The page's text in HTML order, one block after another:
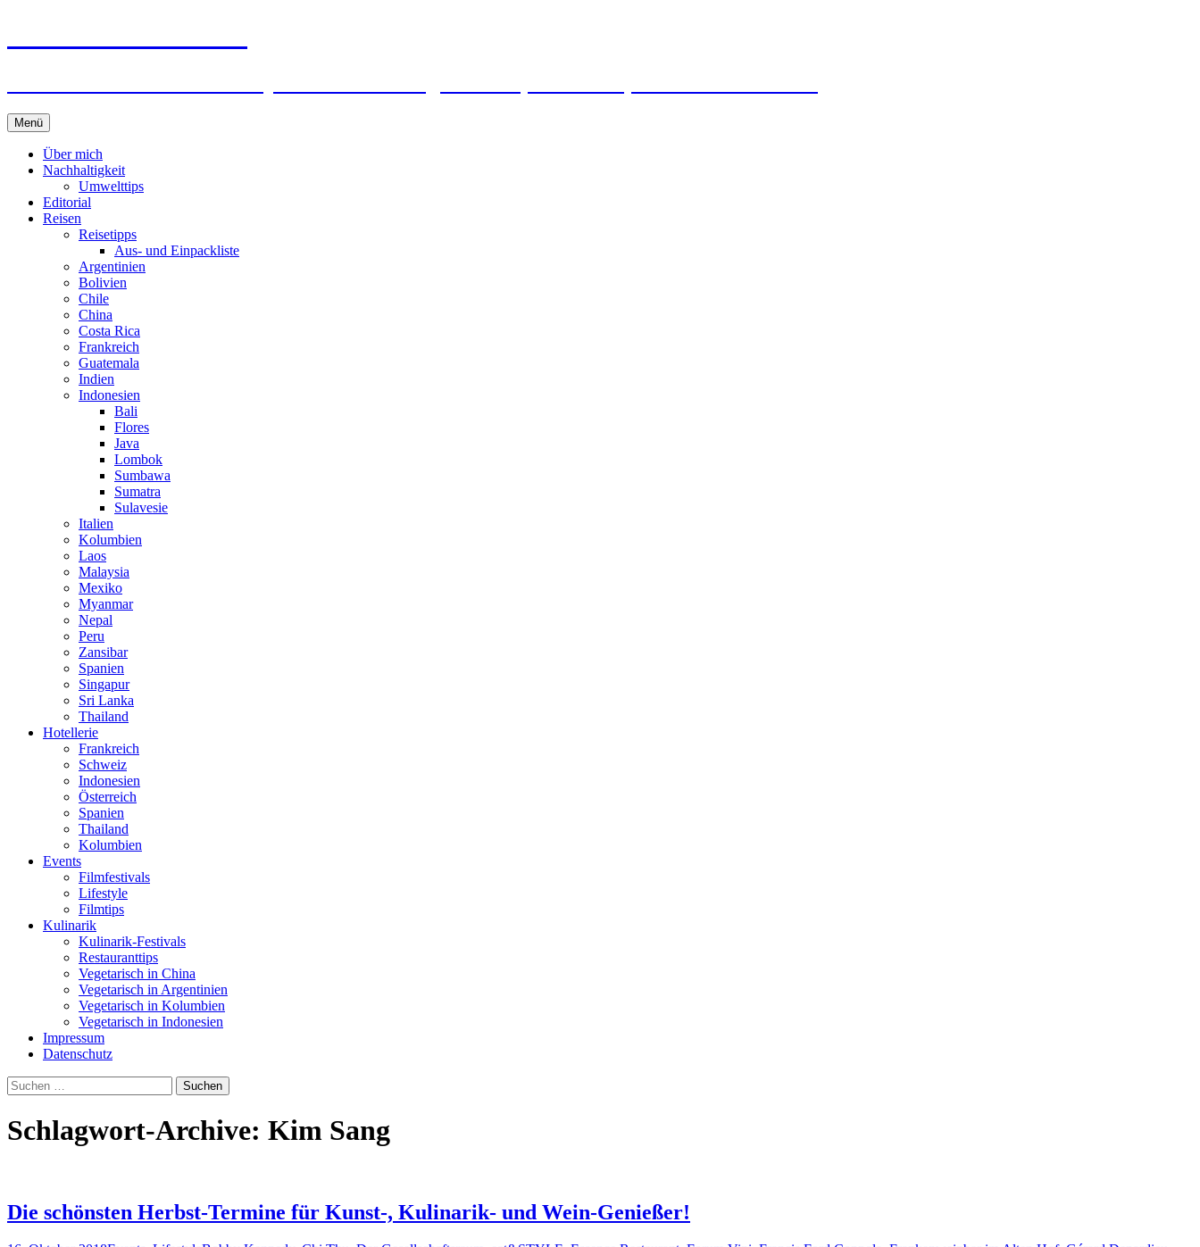
Menü Springe
zum
Inhalt
Über mich
Nachhaltigkeit
Umwelttips
Editorial
Reisen
Reisetipps
Aus- und Einpackliste
Argentinien
Bolivien
Chile
China
Costa Rica
Frankreich
Guatemala
Indien
Indonesien
Bali
Flores
Java
Lombok
Sumbawa
Sumatra
Sulavesie
Italien
Kolumbien
Laos
Malaysia
Mexiko
Myanmar
Nepal
Peru
Zansibar
Spanien
Singapur
Sri Lanka
Thailand
Hotellerie
Frankreich
Schweiz
Indonesien
Österreich
Spanien
Thailand
Kolumbien
Events
Filmfestivals
Lifestyle
Filmtips
Kulinarik
Kulinarik-Festivals
Restauranttips
Vegetarisch in China
Vegetarisch in Argentinien
Vegetarisch in Kolumbien
Vegetarisch in Indonesien
Impressum
Datenschutz
Suchen
nach:
Schlagwort-Archive: Kim Sang
Die schönsten Herbst-Termine für Kunst-, Kulinarik- und Wein-Genießer!